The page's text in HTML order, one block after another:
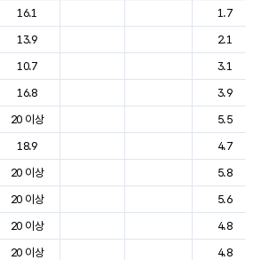
, 날씨, 기온, 강수, 바람, 기압등을 안내한 표입
16.1
1.7
13.9
2.1
10.7
3.1
16.8
3.9
20 이상
5.5
18.9
4.7
20 이상
5.8
20 이상
5.6
20 이상
4.8
20 이상
4.8